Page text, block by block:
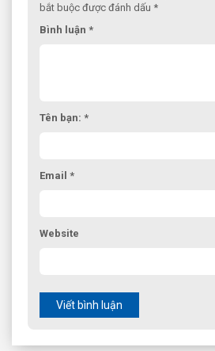
bắt buộc được đánh dấu *
Bình luận *
Tên bạn: *
Email *
Website
Viết bình luận